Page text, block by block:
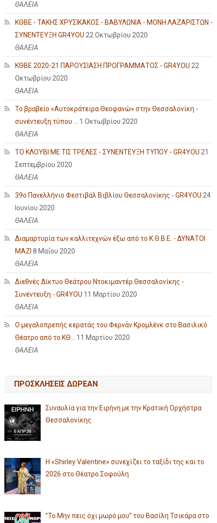
ΘΑΛΕΙΑ
ΚΘΒΕ - ΤΑΚΗΣ ΧΡΥΣΙΚΑΚΟΣ - ΒΑΒΥΛΩΝΙΑ - ΜΟΝΗ ΛΑΖΑΡΙΣΤΩΝ -
ΣΥΝΕΝΤΕΥΞΗ GR4YOU 22 Οκτωβρίου 2020
ΘΑΛΕΙΑ
ΚΘΒΕ 2020-21 ΠΑΡΟΥΣΙΑΣΗ ΠΡΟΓΡΑΜΜΑΤΟΣ - GR4YOU 22
Οκτωβρίου 2020
ΘΑΛΕΙΑ
Το βραβείο «Αυτοκράτειρα Θεοφανώ» στην Θεσσαλονίκη -
συνέντευξη τύπου ... 1 Οκτωβρίου 2020
ΘΑΛΕΙΑ
ΤΟ ΚΛΟΥΒΙ ΜΕ ΤΙΣ ΤΡΕΛΕΣ - ΣΥΝΕΝΤΕΥΞΗ ΤΥΠΟΥ - GR4YOU 21
Σεπτεμβρίου 2020
ΘΑΛΕΙΑ
39ο Πανελλήνιο Φεστιβάλ Βιβλίου Θεσσαλονίκης - GR4YOU 24
Ιουνίου 2020
ΘΑΛΕΙΑ
Διαμαρτυρία των καλλιτεχνών έξω από το Κ.Θ.Β.Ε. - ΔΥΝΑΤΟΙ
ΜΑΖΙ 8 Μαΐου 2020
ΘΑΛΕΙΑ
Διεθνές Δίκτυο Θεάτρου Ντοκιμαντέρ Θεσσαλονίκης -
Συνέντευξη - GR4YOU 11 Μαρτίου 2020
ΘΑΛΕΙΑ
Ο μεγαλοπρεπής κερατάς του Φερνάν Κρομλένκ στο Βασιλικό
Θέατρο από το ΚΘ... 11 Μαρτίου 2020
ΘΑΛΕΙΑ
ΠΡΟΣΚΛΗΣΕΙΣ ΔΩΡΕΑΝ
Συναυλία για την Ειρήνη με την Κρατική Ορχήστρα
Θεσσαλονίκης
Η «Shirley Valentine» συνεχίζει το ταξίδι της και το
2026 στο Θέατρο Σοφούλη
”Το Μην πεις όχι μωρό μου” του Βασίλη Τσικάρα στο